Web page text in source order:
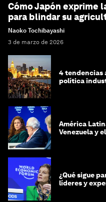
Cómo Japón exprime
para blindar su
Naoko Tochibayashi
3 de marzo de 2026
4 tendencias
política
América
Venezuela y
¿Qué sigue
líderes y